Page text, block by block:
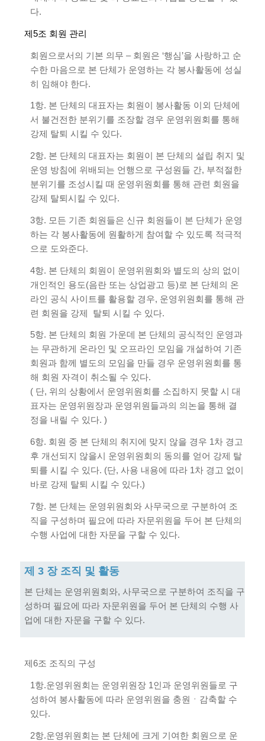
다.
제5조 회원 관리
회원으로서의 기본 의무 – 회원은 ‘행심’을 사랑하고 순
수한 마음으로 본 단체가 운영하는 각 봉사활동에 성실
히 임해야 한다.
1항. 본 단체의 대표자는 회원이 봉사활동 이외 단체에
서 불건전한 분위기를 조장할 경우 운영위원회를 통해
강제 탈퇴 시킬 수 있다.
2항. 본 단체의 대표자는 회원이 본 단체의 설립 취지 및
운영 방침에 위배되는 언행으로 구성원들 간, 부적절한
분위기를 조성시킬 때 운영위원회를 통해 관련 회원을
강제 탈퇴시킬 수 있다.
3항. 모든 기존 회원들은 신규 회원들이 본 단체가 운영
하는 각 봉사활동에 원활하게 참여할 수 있도록 적극적
으로 도와준다.
4항. 본 단체의 회원이 운영위원회와 별도의 상의 없이
개인적인 용도(음란 또는 상업광고 등)로 본 단체의 온
라인 공식 사이트를 활용할 경우, 운영위원회를 통해 관
련 회원을 강제 탈퇴 시킬 수 있다.
5항. 본 단체의 회원 가운데 본 단체의 공식적인 운영과
는 무관하게 온라인 및 오프라인 모임을 개설하여 기존
회원과 함께 별도의 모임을 만들 경우 운영위원회를 통
해 회원 자격이 취소될 수 있다.
( 단, 위의 상황에서 운영위원회를 소집하지 못할 시 대
표자는 운영위원장과 운영위원들과의 의논을 통해 결
정을 내릴 수 있다. )
6항. 회원 중 본 단체의 취지에 맞지 않을 경우 1차 경고
후 개선되지 않을시 운영위원회의 동의를 얻어 강제 탈
퇴를 시킬 수 있다. (단, 사용 내용에 따라 1차 경고 없이
바로 강제 탈퇴 시킬 수 있다.)
7항. 본 단체는 운영위원회와 사무국으로 구분하여 조
직을 구성하며 필요에 따라 자문위원을 두어 본 단체의
수행 사업에 대한 자문을 구할 수 있다.
제 3 장 조직 및 활동
본 단체는 운영위원회와, 사무국으로 구분하여 조직을 구
성하며 필요에 따라 자문위원을 두어 본 단체의 수행 사
업에 대한 자문을 구할 수 있다.
제6조 조직의 구성
1항.운영위원회는 운영위원장 1인과 운영위원들로 구
성하여 봉사활동에 따라 운영위원을 충원ㆍ감축할 수
있다.
2항.운영위원회는 본 단체에 크게 기여한 회원으로 운